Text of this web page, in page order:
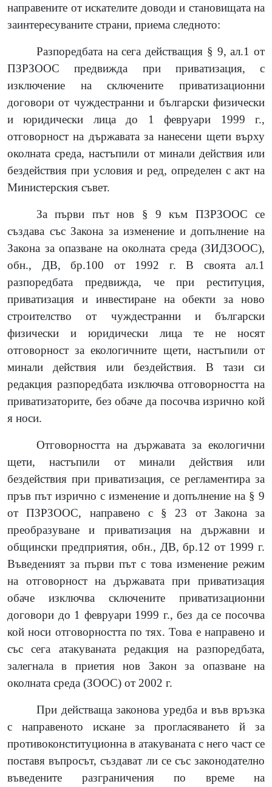
направените от искателите доводи и становищата на
заинтересуваните страни, приема следното:
Разпоредбата на сега действащия § 9, ал.1 от
ПЗРЗООС предвижда при приватизация, с
изключение на сключените приватизационни
договори от чуждестранни и български физически
и юридически лица до 1 февруари 1999 г.,
отговорност на държавата за нанесени щети върху
околната среда, настъпили от минали действия или
бездействия при условия и ред, определен с акт на
Министерския съвет.
За първи път нов § 9 към ПЗРЗООС се
създава със Закона за изменение и допълнение на
Закона за опазване на околната среда (ЗИДЗООС),
обн., ДВ, бр.100 от 1992 г. В своята ал.1
разпоредбата предвижда, че при реституция,
приватизация и инвестиране на обекти за ново
строителство от чуждестранни и български
физически и юридически лица те не носят
отговорност за екологичните щети, настъпили от
минали действия или бездействия. В тази си
редакция разпоредбата изключва отговорността на
приватизаторите, без обаче да посочва изрично кой
я носи.
Отговорността на държавата за екологични
щети, настъпили от минали действия или
бездействия при приватизация, се регламентира за
пръв път изрично с изменение и допълнение на § 9
от ПЗРЗООС, направено с § 23 от Закона за
преобразуване и приватизация на държавни и
общински предприятия, обн., ДВ, бр.12 от 1999 г.
Въведеният за първи път с това изменение режим
на отговорност на държавата при приватизация
обаче изключва сключените приватизационни
договори до 1 февруари 1999 г., без да се посочва
кой носи отговорността по тях. Това е направено и
със сега атакуваната редакция на разпоредбата,
залегнала в приетия нов Закон за опазване на
околната среда (ЗООС) от 2002 г.
При действаща законова уредба и във връзка
с направеното искане за прогласяването й за
противоконституционна в атакуваната с него част се
поставя въпросът, създават ли се със законодателно
въведените разграничения по време на